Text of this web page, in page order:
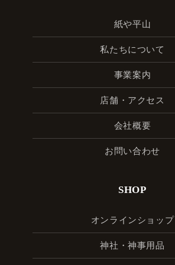
紙や平山
私たちについて
事業案内
店舗・アクセス
会社概要
お問い合わせ
SHOP
オンラインショップ
神社・神事用品